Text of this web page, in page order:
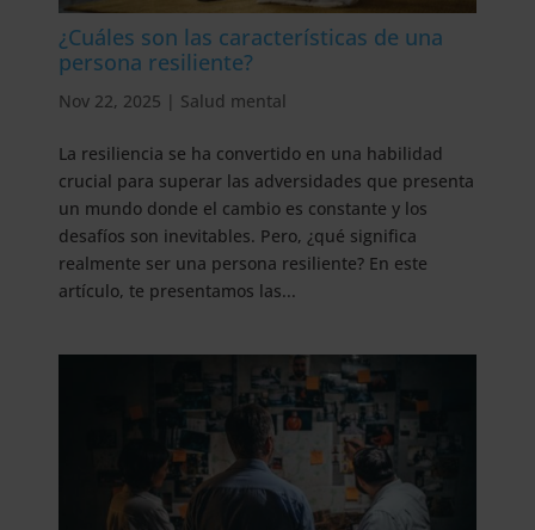
¿Cuáles son las características de una
persona resiliente?
Nov 22, 2025 | Salud mental
La resiliencia se ha convertido en una habilidad
crucial para superar las adversidades que presenta
un mundo donde el cambio es constante y los
desafíos son inevitables. Pero, ¿qué significa
realmente ser una persona resiliente? En este
artículo, te presentamos las...